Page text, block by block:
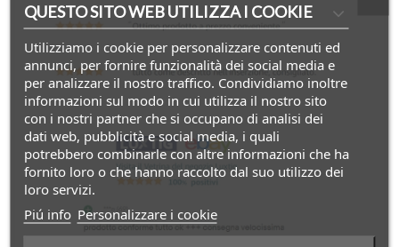
QUESTO SITO WEB UTILIZZA I COOKIE
Utilizziamo i cookie per personalizzare contenuti ed
annunci, per fornire funzionalità dei social media e
per analizzare il nostro traffico. Condividiamo inoltre
informazioni sul modo in cui utilizza il nostro sito
con i nostri partner che si occupano di analisi dei
dati web, pubblicità e social media, i quali
potrebbero combinarle con altre informazioni che ha
fornito loro o che hanno raccolto dal suo utilizzo dei
loro servizi.
Piú info Personalizzare i cookie